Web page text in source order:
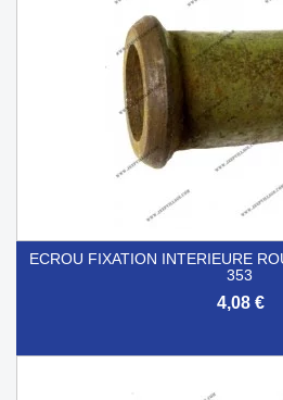
ECROU FIXATION INTERIEURE
353
4,08 €